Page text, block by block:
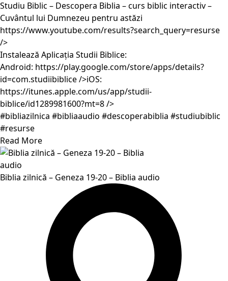
Studiu Biblic – Descopera Biblia – curs biblic interactiv –
Cuvântul lui Dumnezeu pentru astăzi
https://www.youtube.com/results?search_query=resurse
/>
Instalează Aplicația Studii Biblice:
Android: https://play.google.com/store/apps/details?
id=com.studiibiblice/>iOS:
https://itunes.apple.com/us/app/studii-
biblice/id1289981600?mt=8/>
#bibliazilnica #bibliaaudio #descoperabiblia #studiubiblic
#resurse
Read More
Biblia zilnică – Geneza 19-20 – Biblia audio